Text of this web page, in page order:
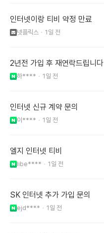
인터넷이랑 티비 약정 만료
넷플릭스 1일 전
2년전 가입 후 재연락드립니다
하**** 1일 전
인터넷 신규 계약 문의
이**** 1일 전
엘지 인터넷 티비
libe**** 1일 전
SK 인터넷 추가 가입 문의
ejd**** 1일 전